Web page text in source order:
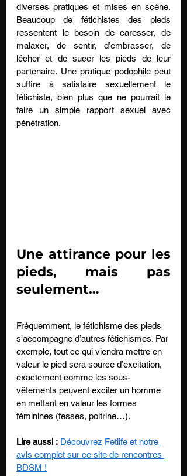
diverses pratiques et mises en scène.
Beaucoup de fétichistes des pieds
ressentent le besoin de caresser, de
malaxer, de sentir, d’embrasser, de
lécher et de sucer les pieds de leur
partenaire. Une pratique podophile peut
suffire à satisfaire sexuellement le
fétichiste, bien plus que ne pourrait le
faire un simple rapport sexuel avec
pénétration.
Une attirance pour les
pieds, mais pas
seulement…
Fréquemment, le fétichisme des pieds
s’accompagne d’autres fétichismes. Par
exemple, tout ce qui viendra mettre en
valeur le pied sera source d’excitation,
exactement comme les sous-
vêtements peuvent exciter un homme
en mettant en valeur les formes
féminines (fesses, poitrine…).
Lire aussi : Découvrez Fetlife et notre
avis complet sur ce site de rencontres
BDSM !